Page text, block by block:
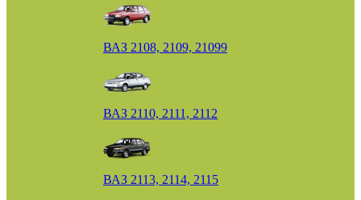
ВАЗ 2108, 2109, 21099
ВАЗ 2110, 2111, 2112
ВАЗ 2113, 2114, 2115